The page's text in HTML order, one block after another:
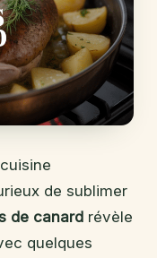
de sublimer
de canard révèle
quelques